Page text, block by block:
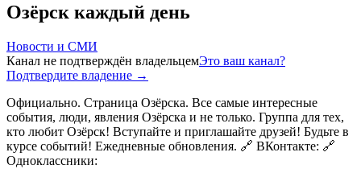
Озёрск каждый день
Новости и СМИ
Канал не подтверждён владельцемЭто ваш канал?
Подтвердите владение →
Официально. Страница Озёрска. Все самые интересные
события, люди, явления Озёрска и не только. Группа для тех,
кто любит Озёрск! Вступайте и приглашайте друзей! Будьте в
курсе событий! Ежедневные обновления. 🔗 ВКонтакте: 🔗
Одноклассники: